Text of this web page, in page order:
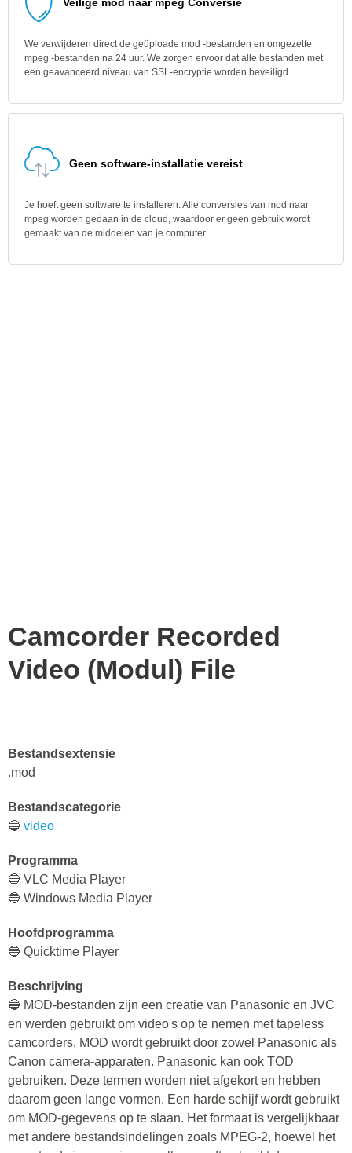
We verwijderen direct de geüploade mod -bestanden en omgezette
mpeg -bestanden na 24 uur. We zorgen ervoor dat alle bestanden met
een geavanceerd niveau van SSL-encryptie worden beveiligd.
Geen software-installatie vereist
Je hoeft geen software te installeren. Alle conversies van mod naar
mpeg worden gedaan in de cloud, waardoor er geen gebruik wordt
gemaakt van de middelen van je computer.
Camcorder Recorded
Video (Modul) File
Bestandsextensie
.mod
Bestandscategorie
🔵 video
Programma
🔵 VLC Media Player
🔵 Windows Media Player
Hoofdprogramma
🔵 Quicktime Player
Beschrijving
🔵 MOD-bestanden zijn een creatie van Panasonic en JVC
en werden gebruikt om video's op te nemen met tapeless
camcorders. MOD wordt gebruikt door zowel Panasonic als
Canon camera-apparaten. Panasonic kan ook TOD
gebruiken. Deze termen worden niet afgekort en hebben
daarom geen lange vormen. Een harde schijf wordt gebruikt
om MOD-gegevens op te slaan. Het formaat is vergelijkbaar
met andere bestandsindelingen zoals MPEG-2, hoewel het